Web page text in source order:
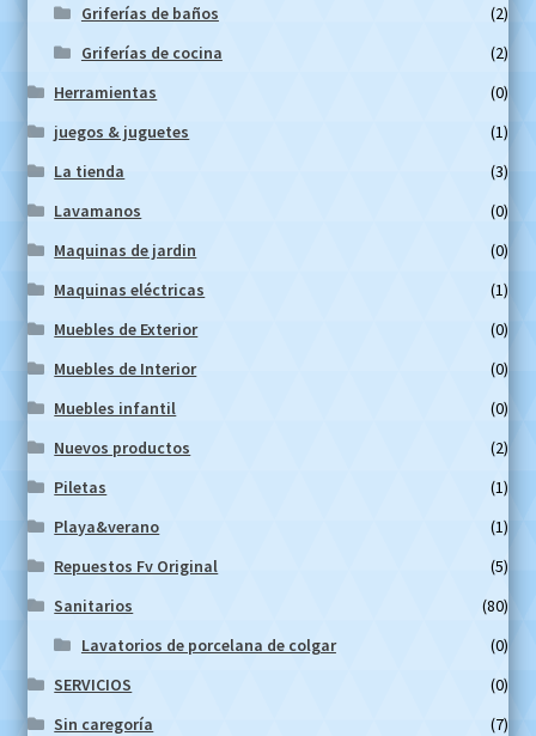
Griferías de baños
(2)
Griferías de cocina
(2)
Herramientas
(0)
juegos & juguetes
(1)
La tienda
(3)
Lavamanos
(0)
Maquinas de jardin
(0)
Maquinas eléctricas
(1)
Muebles de Exterior
(0)
Muebles de Interior
(0)
Muebles infantil
(0)
Nuevos productos
(2)
Piletas
(1)
Playa&verano
(1)
Repuestos Fv Original
(5)
Sanitarios
(80)
Lavatorios de porcelana de colgar
(0)
SERVICIOS
(0)
Sin caregoría
(7)